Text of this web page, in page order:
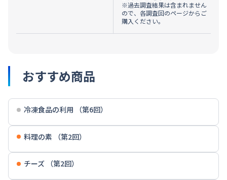
※過去調査結果は含まれません
ので、各調査回のページからご
購入ください。
おすすめ商品
冷凍食品の利用 （第6回）
料理の素 （第2回）
チーズ （第2回）